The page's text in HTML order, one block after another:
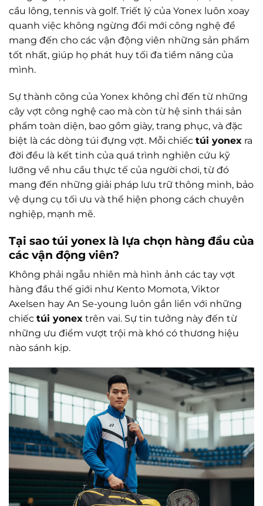
cầu lông, tennis và golf. Triết lý của Yonex luôn xoay
quanh việc không ngừng đổi mới công nghệ để
mang đến cho các vận động viên những sản phẩm
tốt nhất, giúp họ phát huy tối đa tiềm năng của
mình.
Sự thành công của Yonex không chỉ đến từ những
cây vợt công nghệ cao mà còn từ hệ sinh thái sản
phẩm toàn diện, bao gồm giày, trang phục, và đặc
biệt là các dòng túi đựng vợt. Mỗi chiếc túi yonex ra
đời đều là kết tinh của quá trình nghiên cứu kỹ
lưỡng về nhu cầu thực tế của người chơi, từ đó
mang đến những giải pháp lưu trữ thông minh, bảo
vệ dụng cụ tối ưu và thể hiện phong cách chuyên
nghiệp, mạnh mẽ.
Tại sao túi yonex là lựa chọn hàng đầu của
các vận động viên?
Không phải ngẫu nhiên mà hình ảnh các tay vợt
hàng đầu thế giới như Kento Momota, Viktor
Axelsen hay An Se-young luôn gắn liền với những
chiếc túi yonex trên vai. Sự tin tưởng này đến từ
những ưu điểm vượt trội mà khó có thương hiệu
nào sánh kịp.